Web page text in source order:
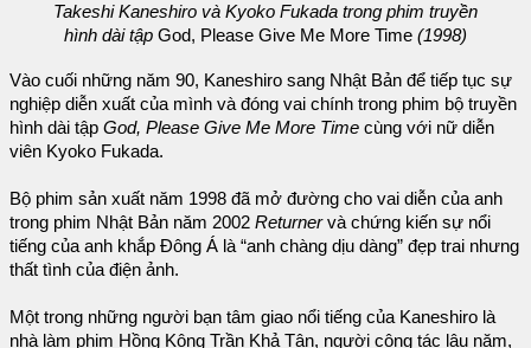
Takeshi Kaneshiro và Kyoko Fukada trong phim truyền
hình dài tập God, Please Give Me More Time (1998)
Vào cuối những năm 90, Kaneshiro sang Nhật Bản để tiếp tục sự
nghiệp diễn xuất của mình và đóng vai chính trong phim bộ truyền
hình dài tập God, Please Give Me More Time cùng với nữ diễn
viên Kyoko Fukada.
Bộ phim sản xuất năm 1998 đã mở đường cho vai diễn của anh
trong phim Nhật Bản năm 2002 Returnervà chứng kiến sự nổi
tiếng của anh khắp Đông Á là “anh chàng dịu dàng” đẹp trai nhưng
thất tình của điện ảnh.
Một trong những người bạn tâm giao nổi tiếng của Kaneshiro là
nhà làm phim Hồng Kông Trần Khả Tân, người cộng tác lâu năm,